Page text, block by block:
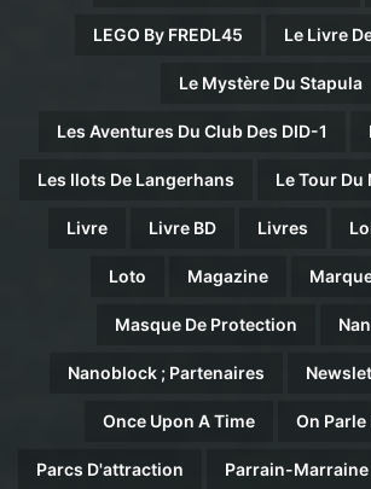
LEGO By FREDL45 Le Livre
Le Mystère Du Stapula
Les Aventures Du Club Des DID-1
Les Ilots De Langerhans Le Tour Du
Livre Livre BD Livres
Loto Magazine
Masque De Protection
Nanoblock ; Partenaires
Once Upon A Time On Parle
Parcs D'attraction Parrain-Marraine